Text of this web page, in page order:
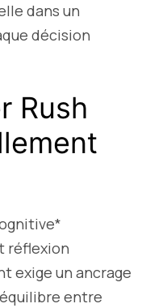
dans un
décision
Rush
réflexion
exige un ancrage
entre